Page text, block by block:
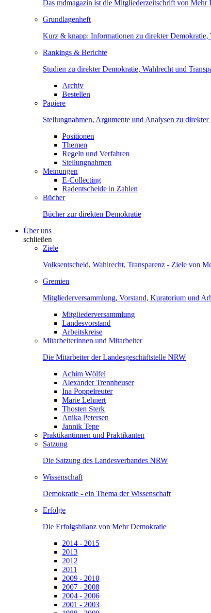
Das mdmagazin ist die Mitgliederzeitschrift von Mehr
Grundlagenheft
Kurz & knapp: Informationen zu direkter Demokratie,
Rankings & Berichte
Studien zu direkter Demokratie, Wahlrecht und
Archiv
Bestellen
Papiere
Stellungnahmen, Argumente und Analysen zu
Positionen
Themen
Regeln und Verfahren
Stellungnahmen
Meinungen
E-Collecting
Radentscheide in Zahlen
Bücher
Bücher zur direkten Demokratie
Über uns
schließen
Ziele
Volksentscheid, Wahlrecht, Transparenz - Ziele von
Gremien
Mitgliederversammlung, Vorstand, Kuratorium und
Mitgliederversammlung
Landesvorstand
Arbeitskreise
Mitarbeiterinnen und Mitarbeiter
Die Mitarbeiter der Landesgeschäftstelle NRW
Achim Wölfel
Alexander Trennheuser
Ina Poppelreuter
Marie Lehnert
Thosten Sterk
Anika Petersen
Jannik Tepe
Praktikantinnen und Praktikanten
Satzung
Die Satzung des Landesverbandes NRW
Wissenschaft
Demokratie - ein Thema der Wissenschaft
Erfolge
Die Erfolgsbilanz von Mehr Demokratie
2014 - 2015
2013
2012
2011
2009 - 2010
2007 - 2008
2004 - 2006
2001 - 2003